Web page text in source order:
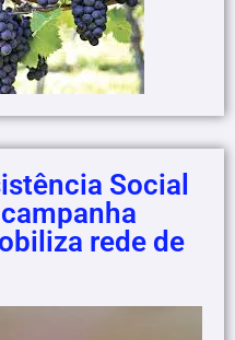
Social
rede de